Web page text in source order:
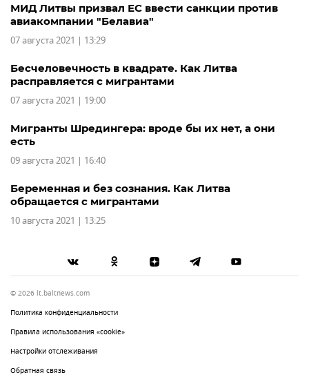
МИД Литвы призвал ЕС ввести санкции против
авиакомпании "Белавиа"
07 августа 2021 | 13:29
Бесчеловечность в квадрате. Как Литва
расправляется с мигрантами
07 августа 2021 | 19:00
Мигранты Шредингера: вроде бы их нет, а они
есть
09 августа 2021 | 16:40
Беременная и без сознания. Как Литва
обращается с мигрантами
10 августа 2021 | 13:25
© 2026 lt.baltnews.com
Политика конфиденциальности
Правила использования «cookie»
Настройки отслеживания
Обратная связь